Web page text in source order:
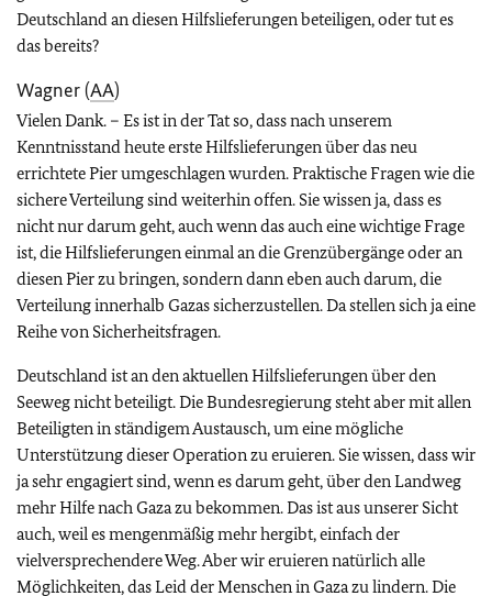
Deutschland an diesen Hilfslieferungen beteiligen, oder tut es
das bereits?
Wagner (AA)
Vielen Dank. – Es ist in der Tat so, dass nach unserem
Kenntnisstand heute erste Hilfslieferungen über das neu
errichtete Pier umgeschlagen wurden. Praktische Fragen wie die
sichere Verteilung sind weiterhin offen. Sie wissen ja, dass es
nicht nur darum geht, auch wenn das auch eine wichtige Frage
ist, die Hilfslieferungen einmal an die Grenzübergänge oder an
diesen Pier zu bringen, sondern dann eben auch darum, die
Verteilung innerhalb Gazas sicherzustellen. Da stellen sich ja eine
Reihe von Sicherheitsfragen.
Deutschland ist an den aktuellen Hilfslieferungen über den
Seeweg nicht beteiligt. Die Bundesregierung steht aber mit allen
Beteiligten in ständigem Austausch, um eine mögliche
Unterstützung dieser Operation zu eruieren. Sie wissen, dass wir
ja sehr engagiert sind, wenn es darum geht, über den Landweg
mehr Hilfe nach Gaza zu bekommen. Das ist aus unserer Sicht
auch, weil es mengenmäßig mehr hergibt, einfach der
vielversprechendere Weg. Aber wir eruieren natürlich alle
Möglichkeiten, das Leid der Menschen in Gaza zu lindern. Die